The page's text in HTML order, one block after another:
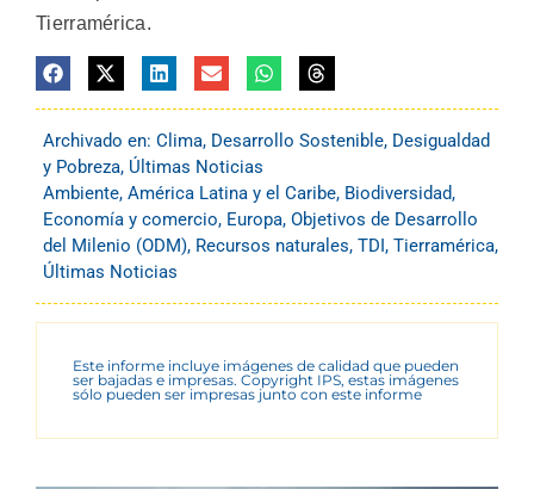
Tierramérica.
Archivado en: Clima, Desarrollo Sostenible, Desigualdad
y Pobreza, Últimas Noticias
Ambiente, América Latina y el Caribe, Biodiversidad,
Economía y comercio, Europa, Objetivos de Desarrollo
del Milenio (ODM), Recursos naturales, TDI, Tierramérica,
Últimas Noticias
Este informe incluye imágenes de calidad que pueden
ser bajadas e impresas. Copyright IPS, estas imágenes
sólo pueden ser impresas junto con este informe